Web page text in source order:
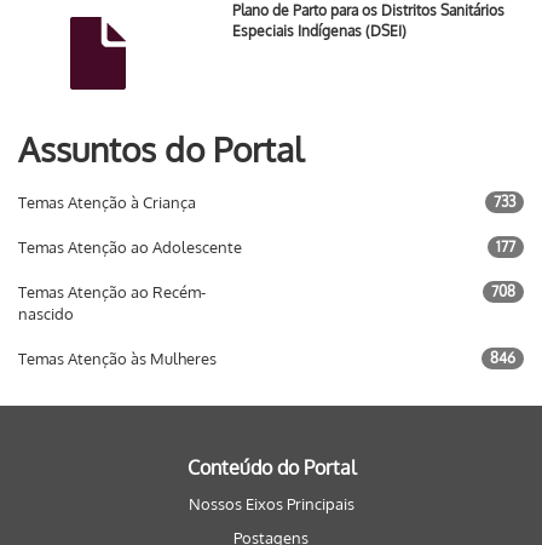
Plano de Parto para os Distritos Sanitários
Especiais Indígenas (DSEI)
Assuntos do Portal
Temas Atenção à Criança 733
Temas Atenção ao Adolescente 177
Temas Atenção ao Recém-
nascido
708
Temas Atenção às Mulheres 846
Conteúdo do Portal
Nossos Eixos Principais
Postagens